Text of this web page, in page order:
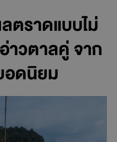
ตราดแบบไม่
าวตาลคู่ จาก
ดนิยม